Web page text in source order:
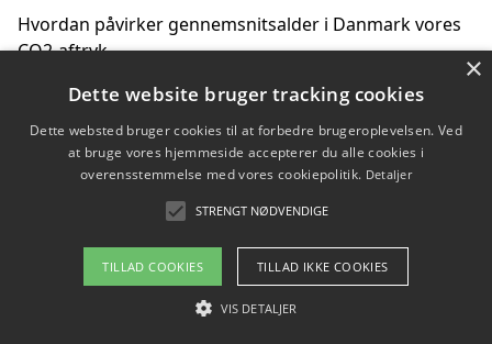
Hvordan påvirker gennemsnitsalder i Danmark vores
CO2-aftryk
Hvordan nyheder om CO2-udledning påvirker vores
hverdag
Om / kontakt
Blog Betingelser
×
Dette website bruger tracking cookies
Dette websted bruger cookies til at forbedre brugeroplevelsen. Ved
at bruge vores hjemmeside accepterer du alle cookies i
overensstemmelse med vores cookiepolitik. Detaljer
STRENGT NØDVENDIGE
TILLAD COOKIES TILLAD IKKE COOKIES
VIS DETALJER